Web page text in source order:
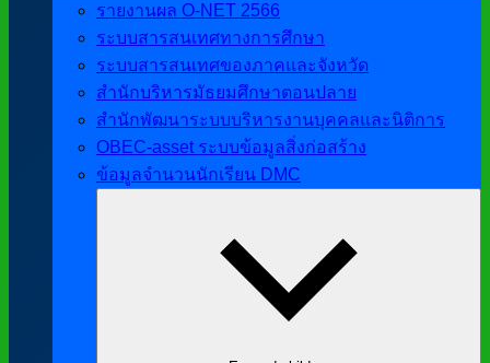
รายงานผล O-NET 2566
ระบบสารสนเทศทางการศึกษา
ระบบสารสนเทศของภาคและจังหวัด
สำนักบริหารมัธยมศึกษาตอนปลาย
สำนักพัฒนาระบบบริหารงานบุคคลและนิติการ
OBEC-asset ระบบข้อมูลสิ่งก่อสร้าง
ข้อมูลจำนวนนักเรียน DMC